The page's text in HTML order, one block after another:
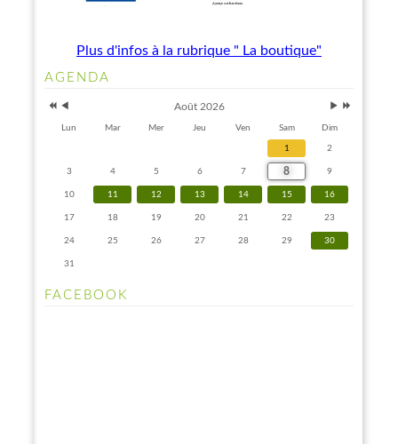
Plus d'infos à la rubrique " La boutique"
AGENDA
Août 2026
Lun Mar Mer Jeu Ven Sam Dim
1 2
3 4 5 6 7 8 9
10 11 12 13 14 15 16
17 18 19 20 21 22 23
24 25 26 27 28 29 30
31
FACEBOOK